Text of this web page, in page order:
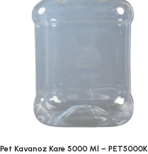
Pet Kavanoz Kare 5000 Ml – PET5000K